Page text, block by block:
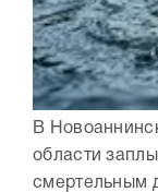
В
области
смертельным